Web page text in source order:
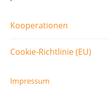
Kooperationen
Cookie-Richtlinie (EU)
Impressum